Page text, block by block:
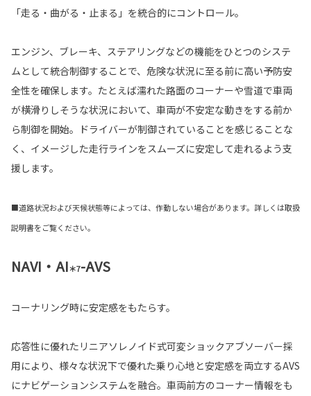
「走る・曲がる・止まる」を統合的にコントロール。
エンジン、ブレーキ、ステアリングなどの機能をひとつのシステ
ムとして統合制御することで、危険な状況に至る前に高い予防安
全性を確保します。たとえば濡れた路面のコーナーや雪道で車両
が横滑りしそうな状況において、車両が不安定な動きをする前か
ら制御を開始。ドライバーが制御されていることを感じることな
く、イメージした走行ラインをスムーズに安定して走れるよう支
援します。
■道路状況および天候状態等によっては、作動しない場合があります。詳しくは取扱
説明書をご覧ください。
NAVI・AI＊7-AVS
コーナリング時に安定感をもたらす。
応答性に優れたリニアソレノイド式可変ショックアブソーバー採
用により、様々な状況下で優れた乗り心地と安定感を両立するAVS
にナビゲーションシステムを融合。車両前方のコーナー情報をも